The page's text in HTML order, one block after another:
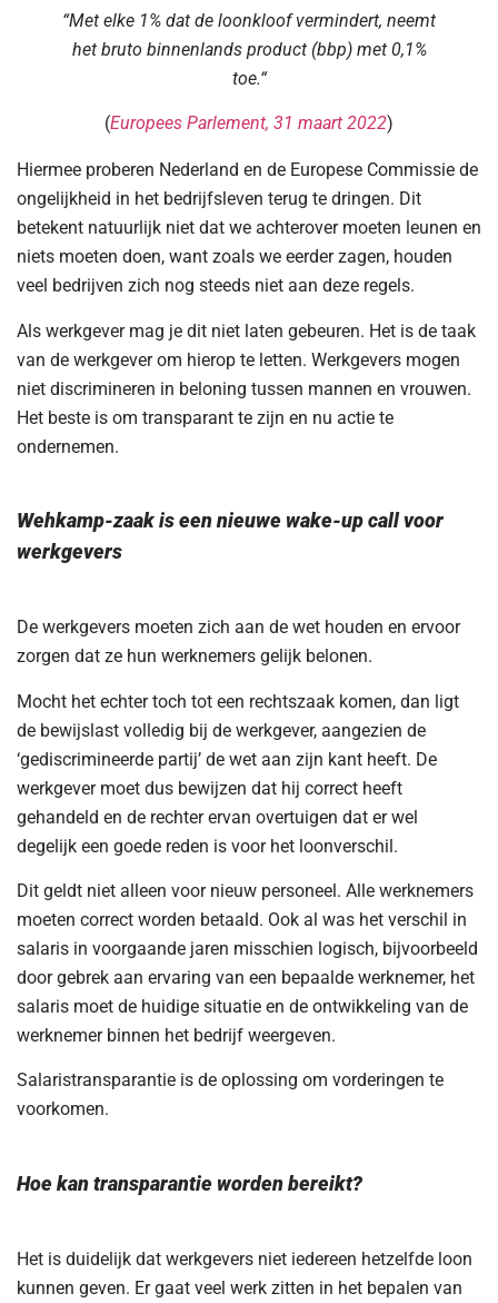
“Met elke 1% dat de loonkloof vermindert, neemt
het bruto binnenlands product (bbp) met 0,1%
toe.“
(Europees Parlement, 31 maart 2022)
Hiermee proberen Nederland en de Europese Commissie de
ongelijkheid in het bedrijfsleven terug te dringen. Dit
betekent natuurlijk niet dat we achterover moeten leunen en
niets moeten doen, want zoals we eerder zagen, houden
veel bedrijven zich nog steeds niet aan deze regels.
Als werkgever mag je dit niet laten gebeuren. Het is de taak
van de werkgever om hierop te letten. Werkgevers mogen
niet discrimineren in beloning tussen mannen en vrouwen.
Het beste is om transparant te zijn en nu actie te
ondernemen.
Wehkamp-zaak is een nieuwe wake-up call voor
werkgevers
De werkgevers moeten zich aan de wet houden en ervoor
zorgen dat ze hun werknemers gelijk belonen.
Mocht het echter toch tot een rechtszaak komen, dan ligt
de bewijslast volledig bij de werkgever, aangezien de
‘gediscrimineerde partij’ de wet aan zijn kant heeft. De
werkgever moet dus bewijzen dat hij correct heeft
gehandeld en de rechter ervan overtuigen dat er wel
degelijk een goede reden is voor het loonverschil.
Dit geldt niet alleen voor nieuw personeel. Alle werknemers
moeten correct worden betaald. Ook al was het verschil in
salaris in voorgaande jaren misschien logisch, bijvoorbeeld
door gebrek aan ervaring van een bepaalde werknemer, het
salaris moet de huidige situatie en de ontwikkeling van de
werknemer binnen het bedrijf weergeven.
Salaristransparantie is de oplossing om vorderingen te
voorkomen.
Hoe kan transparantie worden bereikt?
Het is duidelijk dat werkgevers niet iedereen hetzelfde loon
kunnen geven. Er gaat veel werk zitten in het bepalen van